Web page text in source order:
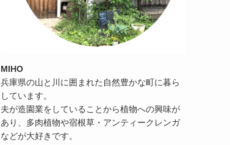
MIHO
兵庫県の山と川に囲まれた自然豊かな町に暮ら
しています。
夫が造園業をしていることから植物への興味が
あり、多肉植物や宿根草・アンティークレンガ
などが大好きです。